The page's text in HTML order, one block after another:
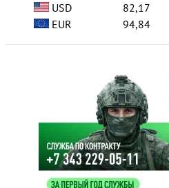
USD
82,17
EUR
94,84